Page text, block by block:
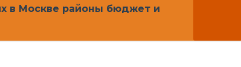
в Москве районы бюджет и